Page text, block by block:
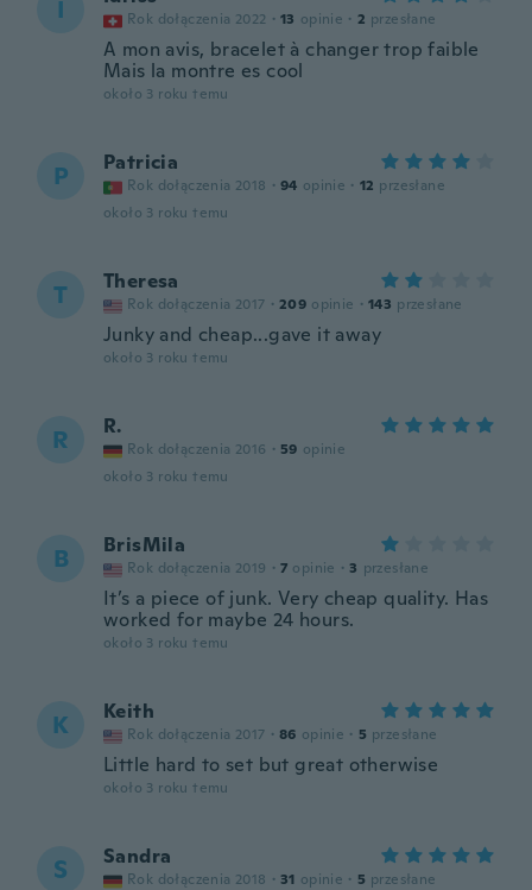
I Rok dołączenia 2022 · 13 opinie · 2 przesłane
A mon avis, bracelet à changer trop faible
Mais la montre es cool
około 3 roku temu
P Patricia
Rok dołączenia 2018 · 94 opinie · 12 przesłane
około 3 roku temu
T Theresa
Rok dołączenia 2017 · 209 opinie · 143 przesłane
Junky and cheap...gave it away
około 3 roku temu
R R.
Rok dołączenia 2016 · 59 opinie
około 3 roku temu
B BrisMila
Rok dołączenia 2019 · 7 opinie · 3 przesłane
It’s a piece of junk. Very cheap quality. Has
worked for maybe 24 hours.
około 3 roku temu
K Keith
Rok dołączenia 2017 · 86 opinie · 5 przesłane
Little hard to set but great otherwise
około 3 roku temu
S Sandra
Rok dołączenia 2018 · 31 opinie · 5 przesłane